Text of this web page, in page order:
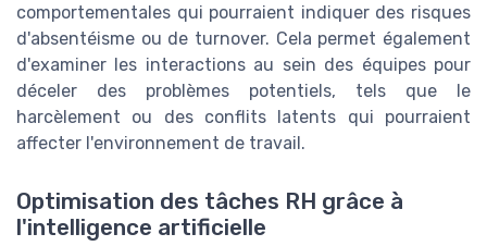
comportementales qui pourraient indiquer des risques
d'absentéisme ou de turnover. Cela permet également
d'examiner les interactions au sein des équipes pour
déceler des problèmes potentiels, tels que le
harcèlement ou des conflits latents qui pourraient
affecter l'environnement de travail.
Optimisation des tâches RH grâce à
l'intelligence artificielle